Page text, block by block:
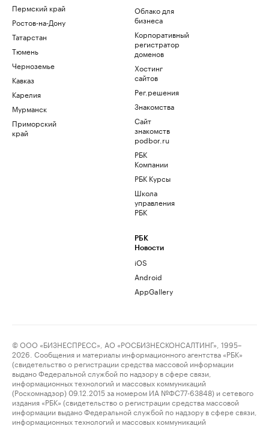
Пермский край
Ростов-на-Дону
Татарстан
Тюмень
Черноземье
Кавказ
Карелия
Мурманск
Приморский
край
Облако для
бизнеса
Корпоративный
регистратор
доменов
Хостинг
сайтов
Рег.решения
Знакомства
Сайт
знакомств
podbor.ru
РБК
Компании
РБК Курсы
Школа
управления
РБК
РБК
Новости
iOS
Android
AppGallery
© ООО «БИЗНЕСПРЕСС», АО «РОСБИЗНЕСКОНСАЛТИНГ», 1995–
2026. Сообщения и материалы информационного агентства «РБК»
(свидетельство о регистрации средства массовой информации
выдано Федеральной службой по надзору в сфере связи,
информационных технологий и массовых коммуникаций
(Роскомнадзор) 09.12.2015 за номером ИА №ФС77-63848) и сетевого
издания «РБК» (свидетельство о регистрации средства массовой
информации выдано Федеральной службой по надзору в сфере связи,
информационных технологий и массовых коммуникаций